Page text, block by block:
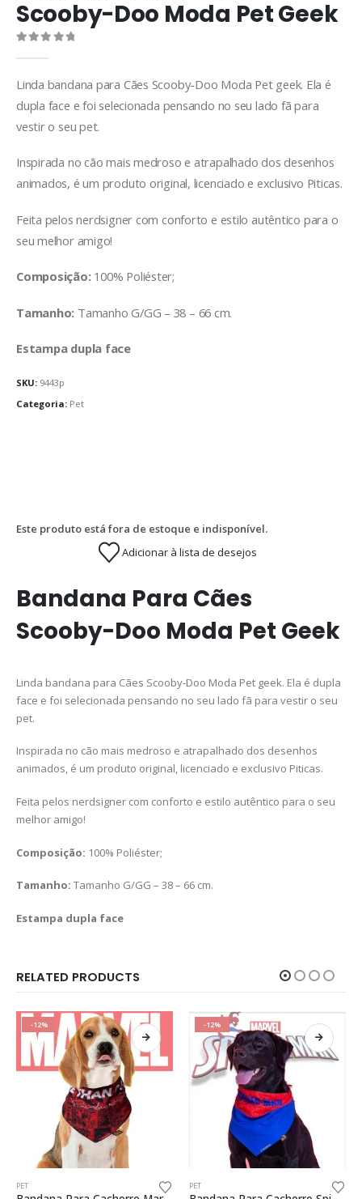
Scooby-Doo Moda Pet Geek
Linda bandana para Cães Scooby-Doo Moda Pet geek. Ela é
dupla face e foi selecionada pensando no seu lado fã para
vestir o seu pet.
Inspirada no cão mais medroso e atrapalhado dos desenhos
animados, é um produto original, licenciado e exclusivo Piticas.
Feita pelos nerdsigner com conforto e estilo autêntico para o
seu melhor amigo!
Composição: 100% Poliéster;
Tamanho: Tamanho G/GG – 38 – 66 cm.
Estampa dupla face
SKU: 9443p
Categoria: Pet
Este produto está fora de estoque e indisponível.
Adicionar à lista de desejos
Bandana Para Cães
Scooby-Doo Moda Pet Geek
Linda bandana para Cães Scooby-Doo Moda Pet geek. Ela é dupla
face e foi selecionada pensando no seu lado fã para vestir o seu
pet.
Inspirada no cão mais medroso e atrapalhado dos desenhos
animados, é um produto original, licenciado e exclusivo Piticas.
Feita pelos nerdsigner com conforto e estilo autêntico para o seu
melhor amigo!
Composição: 100% Poliéster;
Tamanho: Tamanho G/GG – 38 – 66 cm.
Estampa dupla face
RELATED PRODUCTS
-12%
PET
-12%
PET